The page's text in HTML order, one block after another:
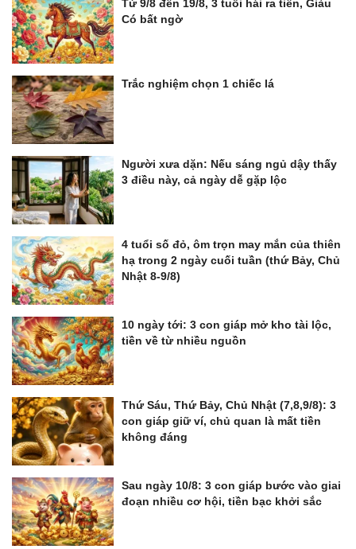
Từ 9/8 đến 19/8, 3 tuổi hái ra tiền, Giàu
Có bất ngờ
Trắc nghiệm chọn 1 chiếc lá
Người xưa dặn: Nếu sáng ngủ dậy thấy
3 điều này, cả ngày dễ gặp lộc
4 tuổi số đỏ, ôm trọn may mắn của thiên
hạ trong 2 ngày cuối tuần (thứ Bảy, Chủ
Nhật 8-9/8)
10 ngày tới: 3 con giáp mở kho tài lộc,
tiền về từ nhiều nguồn
Thứ Sáu, Thứ Bảy, Chủ Nhật (7,8,9/8): 3
con giáp giữ ví, chủ quan là mất tiền
không đáng
Sau ngày 10/8: 3 con giáp bước vào giai
đoạn nhiều cơ hội, tiền bạc khởi sắc